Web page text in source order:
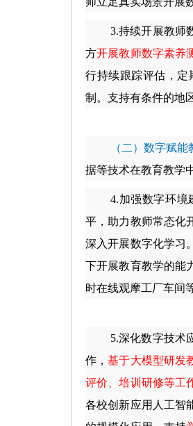
3.持续开展教师
方开展教师数字素养
行持续跟踪评估，定
制。支持有条件的地
（二）数字赋
据等技术在教育教学
4.加强数字环境
平，助力教师常态化
深入开展数字化学习
下开展教育教学的能
时在线观摩工厂车间
5.深化数字技术
作，基于大模型研发
评价、培训研修等工
各校创新应用人工智